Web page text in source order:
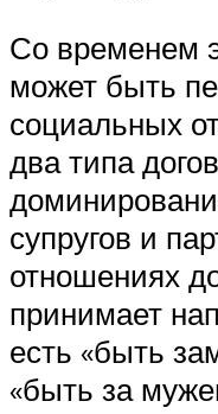
Со временем
может быть
социальных
два типа
супругов и
отношениях
принимает
есть «быть
«быть за